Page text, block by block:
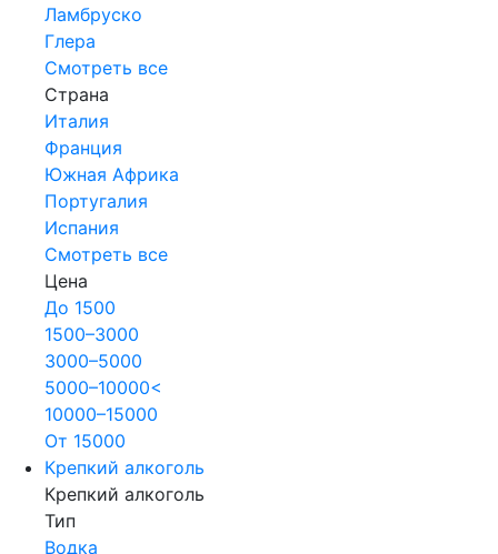
Ламбруско
Глера
Смотреть все
Страна
Италия
Франция
Южная Африка
Португалия
Испания
Смотреть все
Цена
До 1500
1500–3000
3000–5000
5000–10000<
10000–15000
От 15000
Крепкий алкоголь
Крепкий алкоголь
Тип
Водка